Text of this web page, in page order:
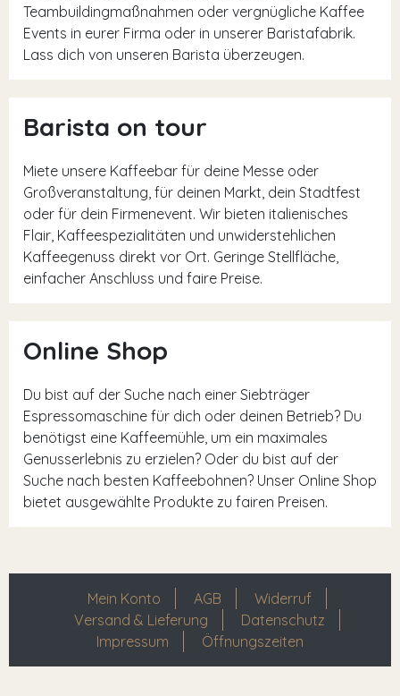
Teambuildingmaßnahmen oder vergnügliche Kaffee
Events in eurer Firma oder in unserer Baristafabrik.
Lass dich von unseren Barista überzeugen.
Barista on tour
Miete unsere Kaffeebar für deine Messe oder
Großveranstaltung, für deinen Markt, dein Stadtfest
oder für dein Firmenevent. Wir bieten italienisches
Flair, Kaffeespezialitäten und unwiderstehlichen
Kaffeegenuss direkt vor Ort. Geringe Stellfläche,
einfacher Anschluss und faire Preise.
Online Shop
Du bist auf der Suche nach einer Siebträger
Espressomaschine für dich oder deinen Betrieb? Du
benötigst eine Kaffeemühle, um ein maximales
Genusserlebnis zu erzielen? Oder du bist auf der
Suche nach besten Kaffeebohnen? Unser Online Shop
bietet ausgewählte Produkte zu fairen Preisen.
Mein Konto AGB
Widerruf
Versand & Lieferung
Datenschutz
Impressum
Öffnungszeiten